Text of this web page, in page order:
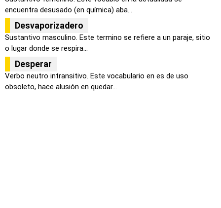
encuentra desusado (en química) aba...
Desvaporizadero
Sustantivo masculino. Este termino se refiere a un paraje, sitio
o lugar donde se respira...
Desperar
Verbo neutro intransitivo. Este vocabulario en es de uso
obsoleto, hace alusión en quedar...